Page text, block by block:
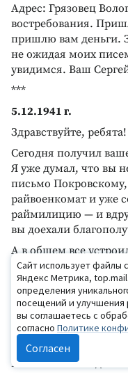
Адрес: Грязовец
востребования.
пришлю вам деньги.
не ожидая моих
увидимся. Ваш
***
5.12.1941 г.
Здравствуйте, ребята!
Сегодня получил
Я уже думал, что вы
письмо
райвоенкомат и уже
раймилицию — и
вы доехали
А в общем все
если у Шатрова жить
отдельном доме у
смотри сама.
Военкомате с
прописали ли тебя
сберегательной
Какой паек вам дают
Сайт использует файлы
Яндекс Метрика,
определения
посещений и улучшения
вы соглашаетесь с
согласно Политике
Согласен